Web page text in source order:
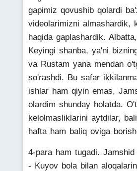
gapimiz qovushib qolardi
videolarimizni almashardik,
haqida gaplashardik.
Keyingi shanba, ya'ni
va Rustam yana mendan
so'rashdi. Bu safar
ishlar ham qiyin emas,
olardim shunday holatda.
kelolmasliklarini aytdilar,
hafta ham baliq oviga
4-para ham tugadi.
- Kuyov bola bilan